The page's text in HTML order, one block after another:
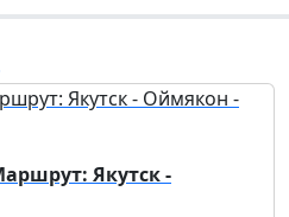
Якутск -